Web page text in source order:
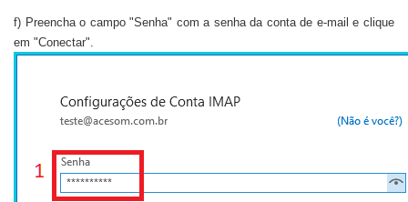
f) Preencha o campo "Senha" com a senha da conta de e-mail e clique
em "Conectar".